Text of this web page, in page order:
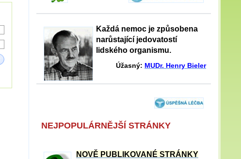
Každá nemoc je způsobena
narůstající jedovatostí
lidského organismu.
Úžasný: MUDr. Henry Bieler
NEJPOPULÁRNĚJŠÍ STRÁNKY
NOVĚ PUBLIKOVANÉ STRÁNKY